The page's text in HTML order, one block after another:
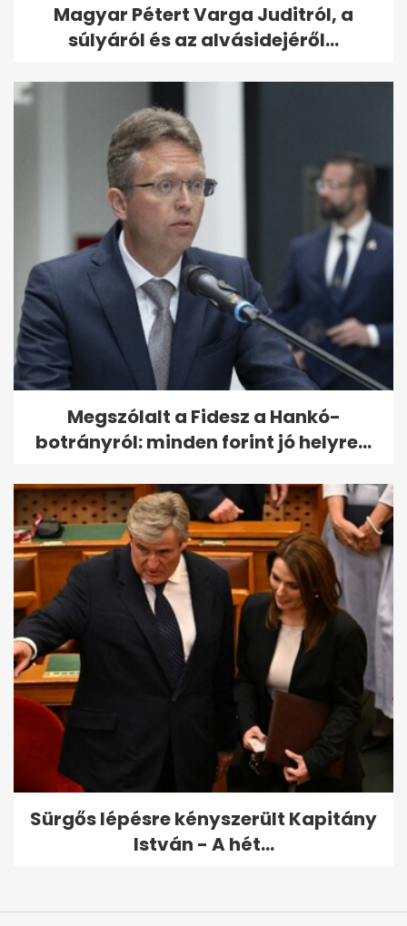
Magyar Pétert Varga Juditról, a
súlyáról és az alvásidejéről...
Megszólalt a Fidesz a Hankó-
botrányról: minden forint jó helyre...
Sürgős lépésre kényszerült Kapitány
István - A hét...